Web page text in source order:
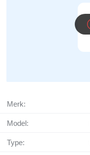
Merk:
Model:
Type: